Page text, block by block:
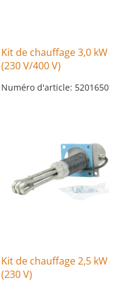
Kit de chauffage 3,0 kW
(230 V/400 V)
Numéro d'article: 5201650
Kit de chauffage 2,5 kW
(230 V)